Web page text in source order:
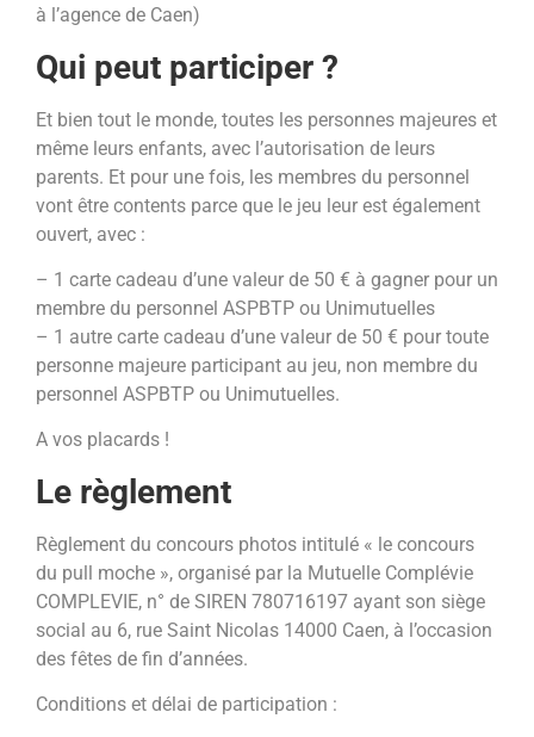
à l’agence de Caen)
Qui peut participer ?
Et bien tout le monde, toutes les personnes majeures et
même leurs enfants, avec l’autorisation de leurs
parents. Et pour une fois, les membres du personnel
vont être contents parce que le jeu leur est également
ouvert, avec :
– 1 carte cadeau d’une valeur de 50 € à gagner pour un
membre du personnel ASPBTP ou Unimutuelles
– 1 autre carte cadeau d’une valeur de 50 € pour toute
personne majeure participant au jeu, non membre du
personnel ASPBTP ou Unimutuelles.
A vos placards !
Le règlement
Règlement du concours photos intitulé « le concours
du pull moche », organisé par la Mutuelle Complévie
COMPLEVIE, n° de SIREN 780716197 ayant son siège
social au 6, rue Saint Nicolas 14000 Caen, à l’occasion
des fêtes de fin d’années.
Conditions et délai de participation :